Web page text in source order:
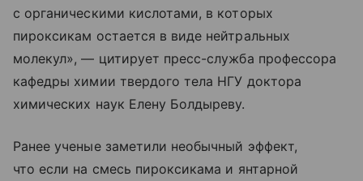
с органическими кислотами, в которых
пироксикам остается в виде нейтральных
молекул», — цитирует пресс-служба профессора
кафедры химии твердого тела НГУ доктора
химических наук Елену Болдыреву.
Ранее ученые заметили необычный эффект,
что если на смесь пироксикама и янтарной